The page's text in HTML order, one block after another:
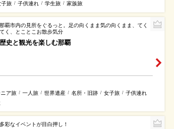
子旅 / 子供連れ / 学生旅 / 家族旅
那覇市内の見所をぐるっと。足の向くまま気の向くまま、てく
てく、とことこお散歩気分
歴史と観光を楽しむ那覇
ア旅 / 一人旅 / 世界遺産 / 名所・旧跡 / 女子旅 / 子供連れ
多彩なイベントが目白押し！